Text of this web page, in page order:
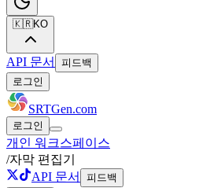
🇰🇷KO
API 문서
피드백
로그인
SRTGen.com
로그인
개인 워크스페이스
/자막 편집기
API 문서
피드백